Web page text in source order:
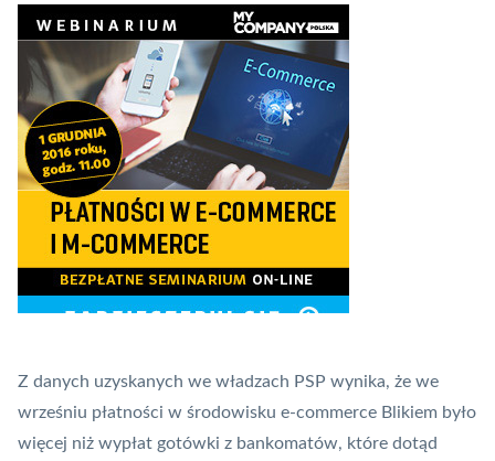
Z danych uzyskanych we władzach PSP wynika, że we
wrześniu płatności w środowisku e-commerce Blikiem było
więcej niż wypłat gotówki z bankomatów, które dotąd